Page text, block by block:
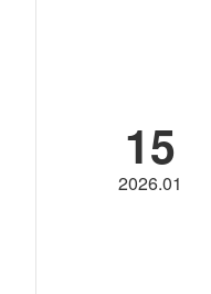
15
2026.01